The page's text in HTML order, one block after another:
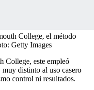
College, el método
Getty Images
College, este empleó
distinto al uso casero
control ni resultados.